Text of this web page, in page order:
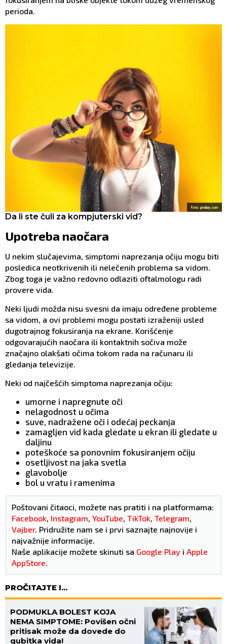
perioda.
Foto: pixabay.com
Da li ste čuli za kompjuterski vid?
Upotreba naočara
U nekim slučajevima, simptomi naprezanja očiju mogu biti
posledica neotkrivenih ili nelečenih problema sa vidom.
Zbog toga je važno redovno odlaziti oftalmologu radi
provere vida.
Neki ljudi možda nisu svesni da imaju određene probleme
sa vidom, a ovi problemi mogu postati izraženiji usled
dugotrajnog fokusiranja na ekrane. Korišćenje
odgovarajućih naočara ili kontaktnih sočiva može
značajno olakšati očima tokom rada na računaru ili
gledanja televizije.
Neki od najčešćih simptoma naprezanja očiju:
umorne i napregnute oči
nelagodnost u očima
suve, nadražene oči i odećaj peckanja
zamagljen vid kada gledate u ekran ili gledate u
daljinu
poteškoće sa ponovnim fokusiranjem očiju
osetljivost na jaka svetla
glavobolje
bol u vratu i ramenima
Poštovani čitaoci, možete nas pratiti i na platformama:
Facebook Instagram YouTube TikTok Telegram
Vajber. Pridružite nam se i prvi saznajte najnovije i
najvažnije informacije.
Naše aplikacije možete skinuti sa Google Play i Apple
AppStore
PROČITAJTE I...
PODMUKLA BOLEST KOJA
NEMA SIMPTOME: Povišen očni
pritisak može da dovede do
gubitka vida!